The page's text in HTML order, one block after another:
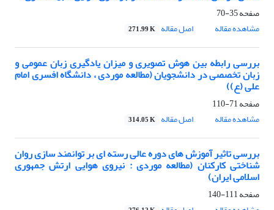
صفحه35-70
مشاهده مقاله
اصل مقاله 271.99 K
بررسی رابطه بین هوش تصویری و میزان یادگیری زبان عمومی و
زبان تخصصی در دانشجویان (مطالعه موردی ، دانشگاه افسری امام
علی (ع))
صفحه71-110
مشاهده مقاله
اصل مقاله 314.05 K
بررسی تاثیر آموزش های دوره عالی رسته ای بر توانمند سازی روان
شناختی کارکنان (مطالعه موردی : نیروی هوایی ارتش جمهوری
اسلامی ایران)
صفحه111-140